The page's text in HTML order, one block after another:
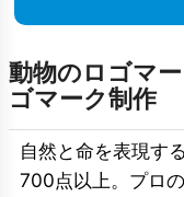
動物のロゴマ
ゴマーク制作
自然と命を表現す
700点以上。プロ